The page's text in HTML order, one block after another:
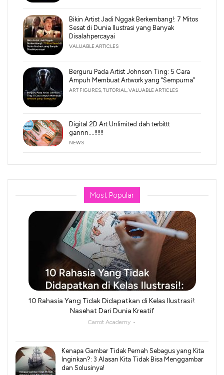
Bikin Artist Jadi Nggak Berkembang!: 7 Mitos
Sesat di Dunia Ilustrasi yang Banyak
Disalahpercayai
VALUABLE ARTICLES
Berguru Pada Artist Johnson Ting: 5 Cara
Ampuh Membuat Artwork yang “Sempurna”
ART FIGURES,TUTORIAL,VALUABLE ARTICLES
Digital 2D Art Unlimited dah terbittt
gannn….!!!!!!
NEWS
Most Popular
10 Rahasia Yang Tidak Didapatkan di Kelas Ilustrasi!:
Nasehat Dari Dunia Kreatif
Carrot Academy
Kenapa Gambar Tidak Pernah Sebagus yang Kita
Inginkan?: 3 Alasan Kita Tidak Bisa Menggambar
dan Solusinya!